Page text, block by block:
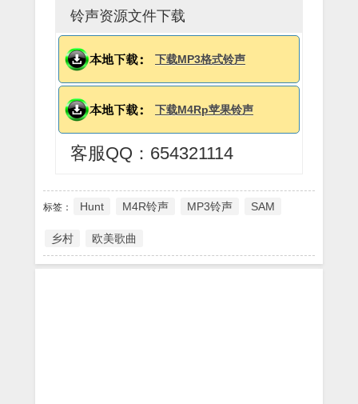
铃声资源文件下载
下载MP3格式铃声
下载M4Rp苹果铃声
客服QQ：654321114
标签： Hunt M4R铃声 MP3铃声 SAM
乡村 欧美歌曲